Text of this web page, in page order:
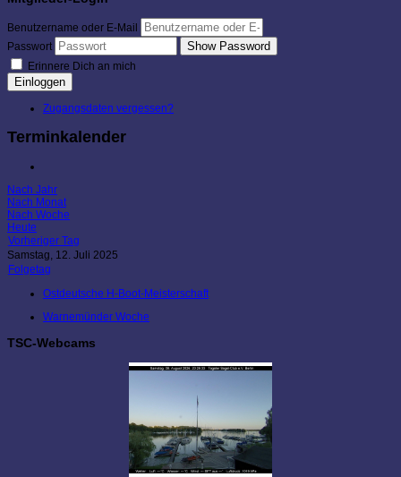
Benutzername oder E-Mail
Passwort
Show Password
Erinnere Dich an mich
Einloggen
Zugangsdaten vergessen?
Terminkalender
Nach Jahr
Nach Monat
Nach Woche
Heute
Vorheriger Tag
Samstag, 12. Juli 2025
Folgetag
Ostdeutsche H-Boot-Meisterschaft
Warnemünder Woche
TSC-Webcams